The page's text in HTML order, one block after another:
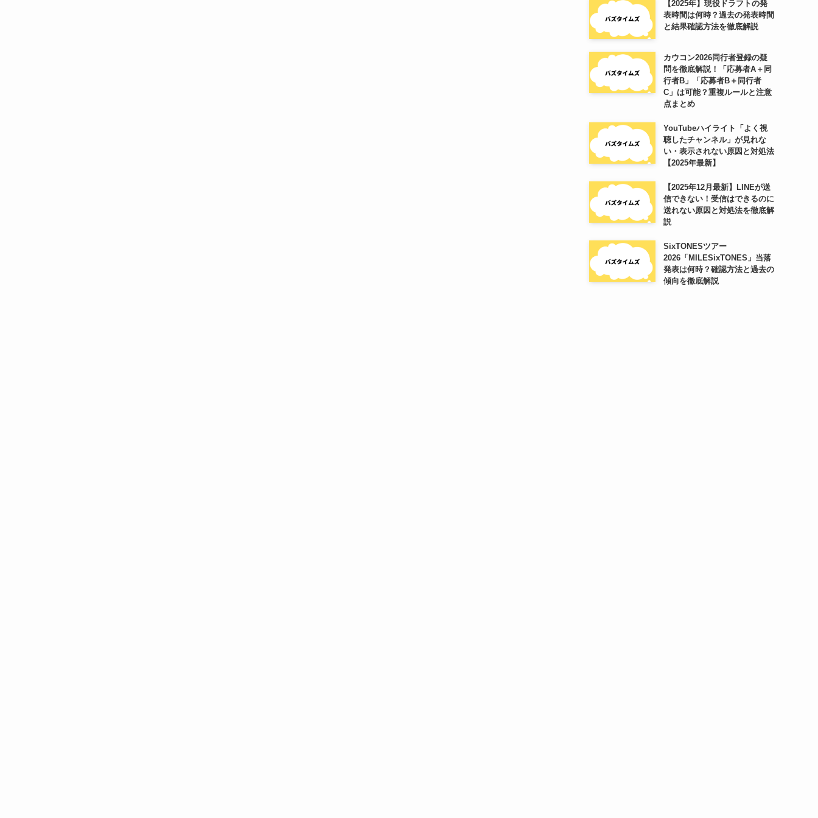
【2025年】現役ドラフトの発
表時間は何時？過去の発表時間
と結果確認方法を徹底解説
カウコン2026同行者登録の疑
問を徹底解説！「応募者A＋同
行者B」「応募者B＋同行者
C」は可能？重複ルールと注意
点まとめ
YouTubeハイライト「よく視
聴したチャンネル」が見れな
い・表示されない原因と対処法
【2025年最新】
【2025年12月最新】LINEが送
信できない！受信はできるのに
送れない原因と対処法を徹底解
説
SixTONESツアー
2026「MILESixTONES」当落
発表は何時？確認方法と過去の
傾向を徹底解説